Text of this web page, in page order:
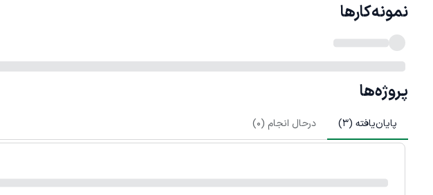
نمونه‌کارها
پروژه‌ها
پایان‌یافته (3
) درحال انجام (0
)